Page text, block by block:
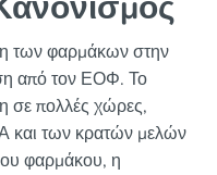
των φαρμάκων στην
από τον ΕΟΦ. Το
σε πολλές χώρες,
και των κρατών μελών
φαρμάκου, η